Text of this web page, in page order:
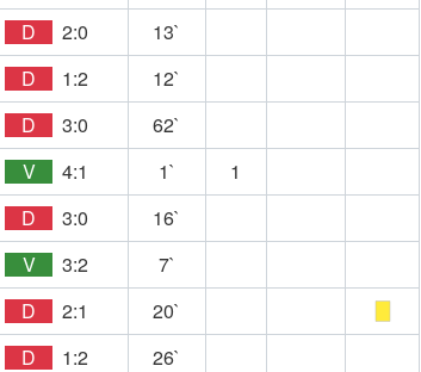
D 2:0
13`
D 1:2
12`
D 3:0
62`
V 4:1 1`
1
D 3:0
16`
V 3:2
7`
D 2:1
20`
D 1:2
26`